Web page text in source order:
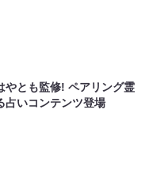
やとも監修! ペアリング霊
占いコンテンツ登場